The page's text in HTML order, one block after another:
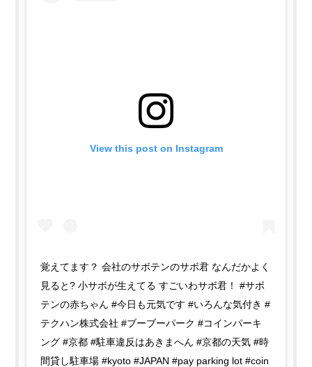
View this post on Instagram
覚えてます？ 会社のサボテンのサボ君 なんだかよく
見ると? 小サボが生えてる すごいわサボ君！ #サボ
テンの赤ちゃん #今日も元気です #いろんな気付き #
テクハン株式会社 #ブーブーパーク #コインパーキ
ング #京都 #駐車違反はあきまへん #京都の天気 #時
間貸し駐車場 #kyoto #JAPAN #pay parking lot #coin